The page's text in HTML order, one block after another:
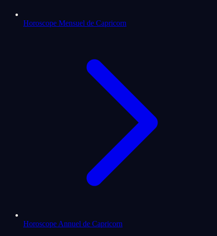
Horoscope Mensuel de Capricorn
Horoscope Annuel de Capricorn